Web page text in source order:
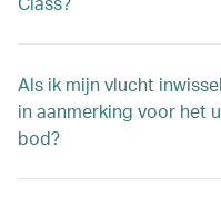
Als ik mijn vlucht
in aanmerking voor het
bod?